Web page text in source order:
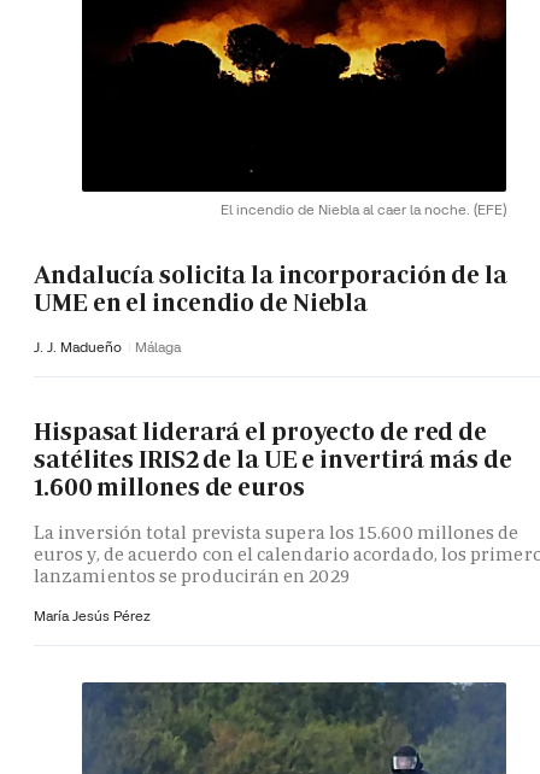
El incendio de Niebla al caer la noche. (EFE)
Andalucía solicita la incorporación de la
UME en el incendio de Niebla
J. J. Madueño Málaga
Hispasat liderará el proyecto de red de
satélites IRIS2 de la UE e invertirá más de
1.600 millones de euros
La inversión total prevista supera los 15.600 millones de
euros y, de acuerdo con el calendario acordado, los
lanzamientos se producirán en 2029
María Jesús Pérez